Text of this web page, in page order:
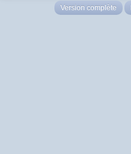
Version complète